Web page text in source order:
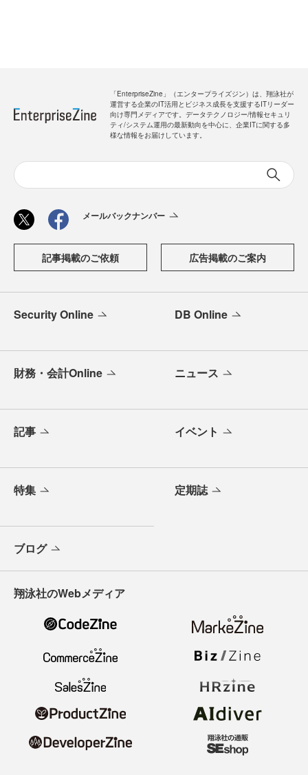
「EnterpriseZine」（エンタープライズジン）は、翔泳社が
運営する企業のIT活用とビジネス成長を支援するITリーダー
向け専門メディアです。データテクノロジー/情報セキュリ
ティ/システム運用の最新動向を中心に、企業ITに関する多
様な情報をお届けしています。
メールバックナンバー
記事掲載のご依頼 広告掲載のご案内
Security Online DB Online
財務・会計Online ニュース
記事 イベント
特集 定期誌
ブログ
翔泳社のWebメディア